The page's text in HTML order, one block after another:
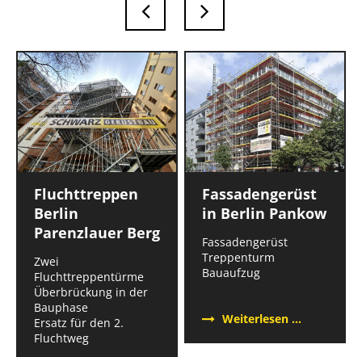
Fluchttreppen
Berlin
Parenzlauer Berg
Zwei
Fluchttreppentürme
Überbrückung in der
Bauphase
Ersatz für den 2.
Fluchtweg
Fassadengerüst
in Berlin Pankow
Fassadengerüst
Treppenturm
Bauaufzug
Weiterlesen …
Berlin